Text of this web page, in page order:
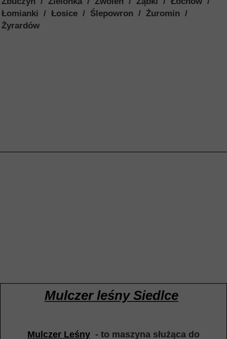
Mulczer leśny Siedlce
Mulczer Leśny - to maszyna służąca do
Łomianki / Łosice / Ślepowron / Żuromin /
Żyrardów